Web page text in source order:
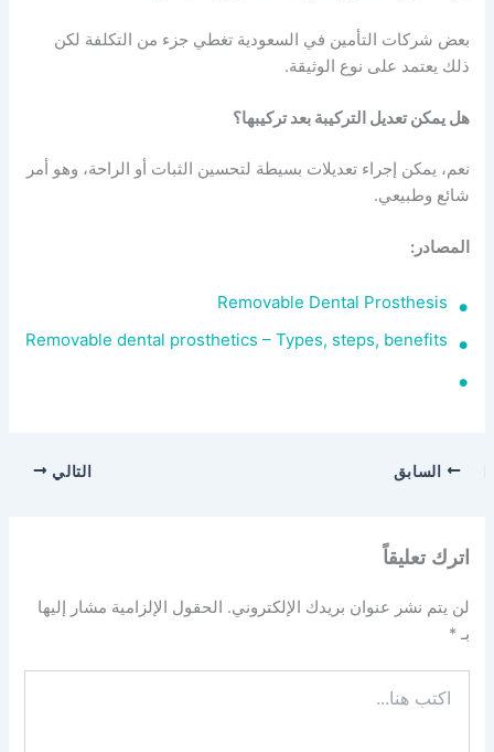
بعض شركات التأمين في السعودية تغطي جزء من التكلفة لكن
ذلك يعتمد على نوع الوثيقة.
هل يمكن تعديل التركيبة بعد تركيبها؟
نعم، يمكن إجراء تعديلات بسيطة لتحسين الثبات أو الراحة، وهو أمر
شائع وطبيعي.
المصادر:
Removable Dental Prosthesis
Removable dental prosthetics – Types, steps, benefits
السابق التالي
اترك تعليقاً
لن يتم نشر عنوان بريدك الإلكتروني. الحقول الإلزامية مشار إليها
بـ*
هنا...